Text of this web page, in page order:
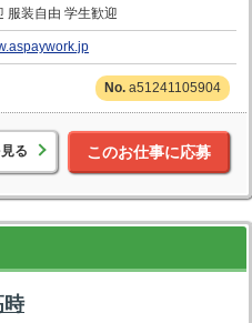
服装自由 学生歓迎
a51241105904
る このお仕事に応募
時